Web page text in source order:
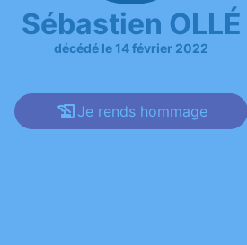
Sébastien OLLÉ
décédé le 14 février 2022
Je rends hommage